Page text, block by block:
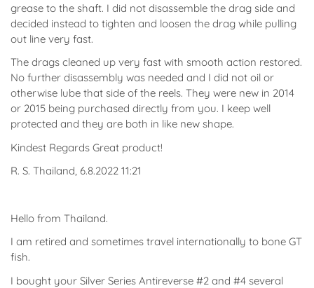
grease to the shaft. I did not disassemble the drag side and
decided instead to tighten and loosen the drag while pulling
out line very fast.
The drags cleaned up very fast with smooth action restored.
No further disassembly was needed and I did not oil or
otherwise lube that side of the reels. They were new in 2014
or 2015 being purchased directly from you. I keep well
protected and they are both in like new shape.
Kindest Regards Great product!
R. S. Thailand, 6.8.2022 11:21
Hello from Thailand.
I am retired and sometimes travel internationally to bone GT
fish.
I bought your Silver Series Antireverse #2 and #4 several